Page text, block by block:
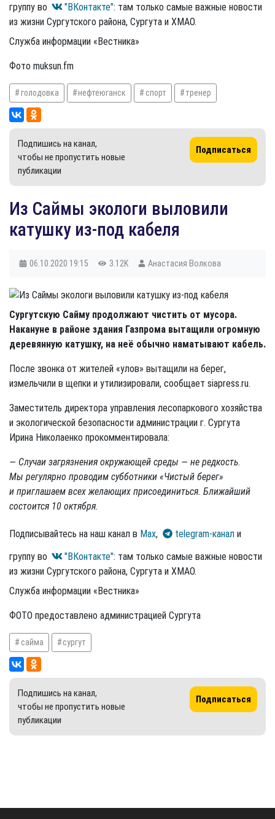
группу во
"ВКонтакте": там только самые важные новости
из жизни Сургутского района, Сургута и ХМАО.
Служба информации «Вестника»
Фото muksun.fm
голодовка нефтеюганск спорт тренер
Подпишись на канал,
чтобы не пропустить новые
публикации
Подписаться
Из Саймы экологи выловили
катушку из-под кабеля
06.10.2020 19:15 3.12K Анастасия Волкова
Сургутскую Сайму продолжают чистить от мусора.
Накануне в районе здания Газпрома вытащили огромную
деревянную катушку, на неё обычно наматывают кабель.
После звонка от жителей «улов» вытащили на берег,
измельчили в щепки и утилизировали, сообщает siapress.ru.
Заместитель директора управления лесопаркового хозяйства
и экологической безопасности администрации г. Сургута
Ирина Николаенко прокомментировала:
— Случаи загрязнения окружающей среды — не редкость.
Мы регулярно проводим субботники «Чистый берег»
и приглашаем всех желающих присоединиться. Ближайший
состоится 10 октября.
Подписывайтесь на наш канал в Max, telegram-канал и
группу во
"ВКонтакте": там только самые важные новости
из жизни Сургутского района, Сургута и ХМАО.
Служба информации «Вестника»
ФОТО предоставлено администрацией Сургута
сайма сургут
Подпишись на канал,
чтобы не пропустить новые
публикации
Подписаться